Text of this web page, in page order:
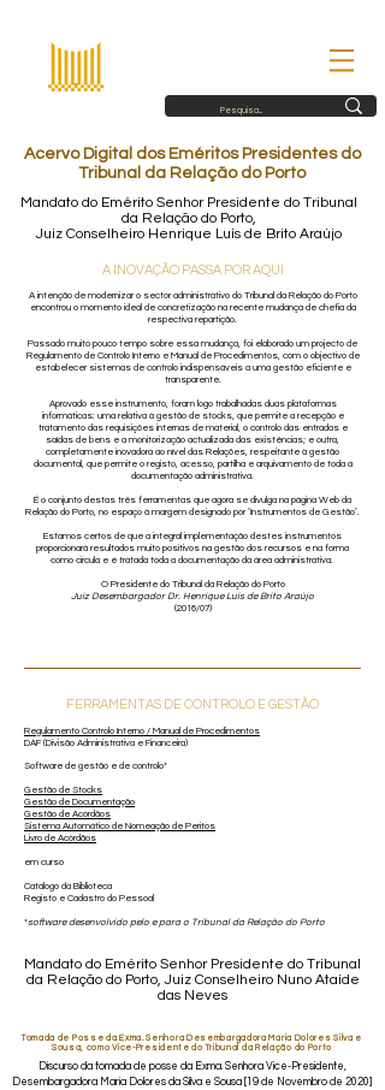
Acervo Digital dos Eméritos Presidentes do
Tribunal da Relação do Porto
Mandato do Emérito Senhor Presidente do Tribunal
da Relação do Porto,
Juiz Conselheiro Henrique Luís de Brito Araújo
A INOVAÇÃO PASSA POR AQUI
A intenção de modernizar o sector administrativo do Tribunal da Relação do Porto
encontrou o momento ideal de concretização na recente mudança de chefia da
respectiva repartição.
Passado muito pouco tempo sobre essa mudança, foi elaborado um projecto de
Regulamento de Controlo Interno e Manual de Procedimentos, com o objectivo de
estabelecer sistemas de controlo indispensáveis a uma gestão eficiente e
transparente.
Aprovado esse instrumento, foram logo trabalhadas duas plataformas
informáticas: uma relativa à gestão de stocks, que permite a recepção e
tratamento das requisições internas de material, o controlo das entradas e
saídas de bens e a monitorização actualizada das existências; e outra,
completamente inovadora ao nível das Relações, respeitante à gestão
documental, que permite o registo, acesso, partilha e arquivamento de toda a
documentação administrativa.
É o conjunto destas três ferramentas que agora se divulga na página Web da
Relação do Porto, no espaço à margem designado por ‘Instrumentos de Gestão’.
Estamos certos de que a integral implementação destes instrumentos
proporcionará resultados muito positivos na gestão dos recursos e na forma
como circula e é tratada toda a documentação da área administrativa.
O Presidente do Tribunal da Relação do Porto
Juiz Desembargador Dr. Henrique Luís de Brito Araújo
(2016/07)
FERRAMENTAS DE CONTROLO E GESTÃO
Regulamento Controlo Interno / Manual de Procedimentos
DAF (Divisão Administrativa e Financeira)
Software de gestão e de controlo*
Gestão de Stocks
Gestão de Documentação
Gestão de Acórdãos
Sistema Automático de Nomeação de Peritos
Livro de Acórdãos
em curso
Catálogo da Biblioteca
Registo e Cadastro do Pessoal
*software desenvolvido pelo e para o Tribunal da Relação do Porto
Mandato do Emérito Senhor Presidente do Tribunal
da Relação do Porto, Juiz Conselheiro Nuno Ataíde
das Neves
Tomada de Posse da Exma. Senhora Desembargadora Maria Dolores Silva e
Sousa, como Vice-Presidente do Tribunal da Relação do Porto
Discurso da tomada de posse da Exma. Senhora Vice-Presidente,
Desembargadora Maria Dolores da Silva e Sousa [19 de Novembro de 2020]